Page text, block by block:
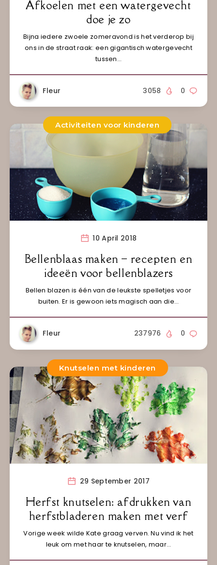
Afkoelen met een watergevecht
doe je zo
Bijna iedere zwoele zomeravond is het verderop bij
ons in de straat raak: een gigantisch watergevecht
tussen…
Fleur 0
3058
Activiteiten voor kinderen
10 April 2018
Bellenblaas maken – recepten en
ideeën voor bellenblazers
Bellen blazen is één van de leukste spelletjes voor
buiten. Er is gewoon iets magisch aan die…
Fleur 0
237976
Knutselen met kinderen
29 September 2017
Herfst knutselen: afdrukken van
herfstbladeren maken met verf
Vorige week wilde Kate graag verven. Nu vind ik het
leuk om met haar te knutselen, maar…